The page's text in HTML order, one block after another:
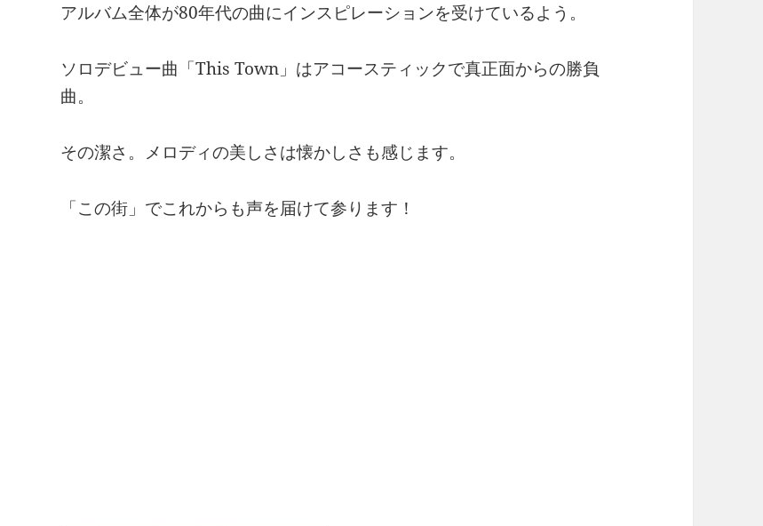
アルバム全体が80年代の曲にインスピレーションを受けているよう。
ソロデビュー曲「This Town」はアコースティックで真正面からの勝負
曲。
その潔さ。メロディの美しさは懐かしさも感じます。
「この街」でこれからも声を届けて参ります！